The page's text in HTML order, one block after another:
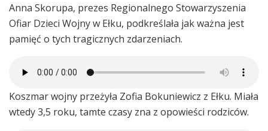
Anna Skorupa, prezes Regionalnego Stowarzyszenia
Ofiar Dzieci Wojny w Ełku, podkreślała jak ważna jest
pamięć o tych tragicznych zdarzeniach.
Koszmar wojny przeżyła Zofia Bokuniewicz z Ełku. Miała
wtedy 3,5 roku, tamte czasy zna z opowieści rodziców.